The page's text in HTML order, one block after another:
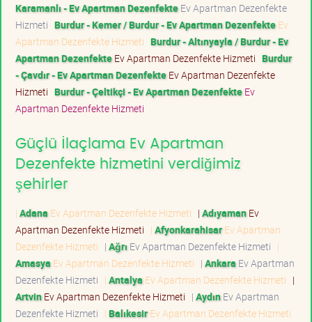
Karamanlı - Ev Apartman DezenfekteEv Apartman Dezenfekte
Hizmeti Burdur - Kemer / Burdur - Ev Apartman DezenfekteEv
Apartman Dezenfekte Hizmeti Burdur - Altınyayla / Burdur - Ev
Apartman DezenfekteEv Apartman Dezenfekte Hizmeti Burdur
- Çavdır - Ev Apartman DezenfekteEv Apartman Dezenfekte
Hizmeti Burdur - Çeltikçi - Ev Apartman DezenfekteEv
Apartman Dezenfekte Hizmeti
Güçlü İlaçlama Ev Apartman
Dezenfekte hizmetini verdiğimiz
şehirler
| Adana Ev Apartman Dezenfekte Hizmeti | AdıyamanEv
Apartman Dezenfekte Hizmeti | AfyonkarahisarEv Apartman
Dezenfekte Hizmeti | Ağrı Ev Apartman Dezenfekte Hizmeti |
Amasya Ev Apartman Dezenfekte Hizmeti | Ankara Ev Apartman
Dezenfekte Hizmeti | Antalya Ev Apartman Dezenfekte Hizmeti |
ArtvinEv Apartman Dezenfekte Hizmeti | AydınEv Apartman
Dezenfekte Hizmeti | BalıkesirEv Apartman Dezenfekte Hizmeti